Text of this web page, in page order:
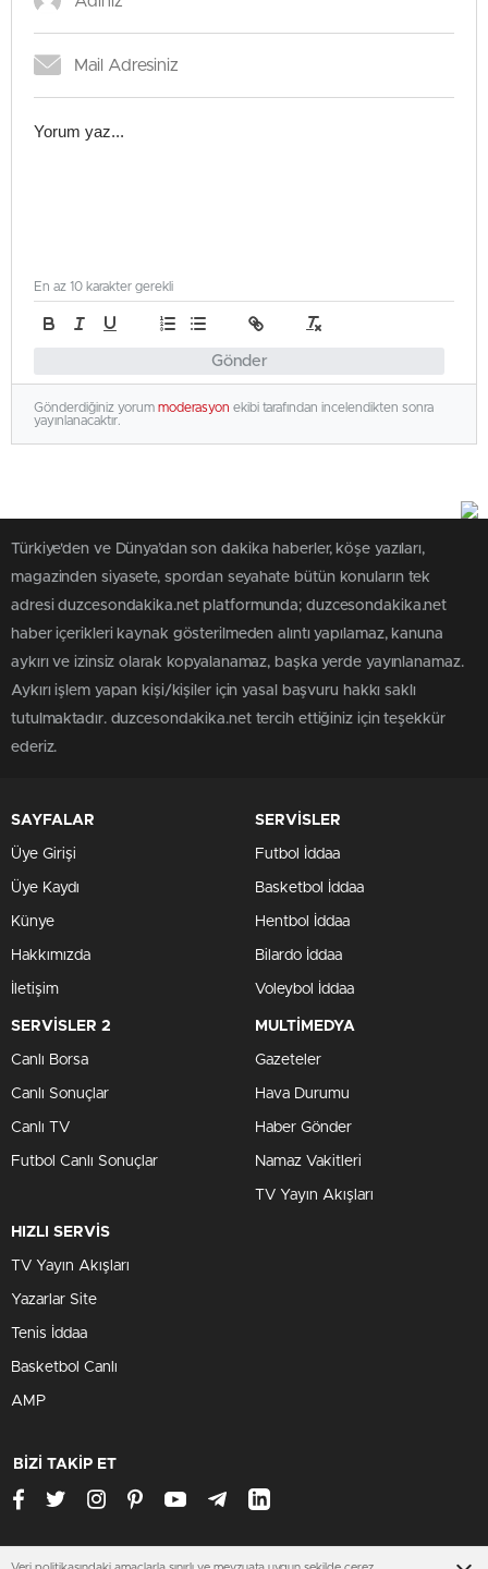
Gönder
En az 10 karakter gerekli
Gönderdiğiniz yorum moderasyon ekibi tarafından incelendikten sonra
yayınlanacaktır.
Türkiye'den ve Dünya’dan son dakika haberler, köşe yazıları,
magazinden siyasete, spordan seyahate bütün konuların tek
adresi duzcesondakika.net platformunda; duzcesondakika.net
haber içerikleri kaynak gösterilmeden alıntı yapılamaz, kanuna
aykırı ve izinsiz olarak kopyalanamaz, başka yerde yayınlanamaz.
Aykırı işlem yapan kişi/kişiler için yasal başvuru hakkı saklı
tutulmaktadır. duzcesondakika.net tercih ettiğiniz için teşekkür
ederiz.
SAYFALAR
Üye Girişi
Üye Kaydı
Künye
Hakkımızda
İletişim
SERVİSLER
Futbol İddaa
Basketbol İddaa
Hentbol İddaa
Bilardo İddaa
Voleybol İddaa
SERVİSLER 2
Canlı Borsa
Canlı Sonuçlar
Canlı TV
Futbol Canlı Sonuçlar
MULTİMEDYA
Gazeteler
Hava Durumu
Haber Gönder
Namaz Vakitleri
TV Yayın Akışları
HIZLI SERVİS
TV Yayın Akışları
Yazarlar Site
Tenis İddaa
Basketbol Canlı
AMP
BİZİ TAKİP ET